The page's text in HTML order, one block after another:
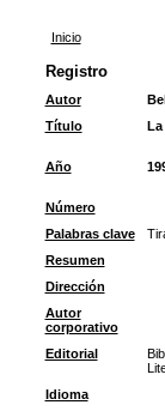
Inicio
Registro
Autor
Título
La
Año
Número
Palabras clave
Resumen
Dirección
Autor
corporativo
Editorial
Idioma